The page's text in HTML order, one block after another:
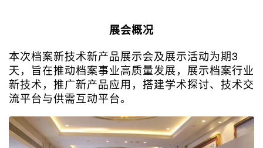
展会概况
本次档案新技术新产品展示会及展示活动为期3
天，旨在推动档案事业高质量发展，展示档案行业
新技术，推广新产品应用，搭建学术探讨、技术交
流平台与供需互动平台。